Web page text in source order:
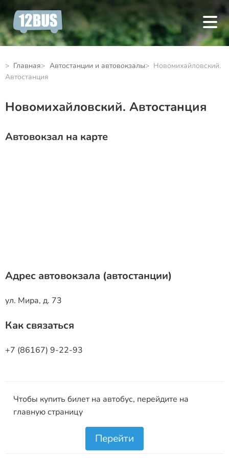
Главная Автостанции и автовокзалы
Новомихайловский.
Автостанция
Новомихайловский. Автостанция
Автовокзал на карте
Адрес автовокзала (автостанции)
ул. Мира, д. 73
Как связаться
+7 (86167) 9-22-93
Чтобы купить билет на автобус, перейдите на
главную страницу
Перейти